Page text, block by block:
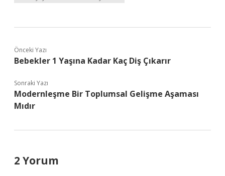
Önceki Yazı
Bebekler 1 Yaşına Kadar Kaç Diş Çıkarır
Sonraki Yazı
Modernleşme Bir Toplumsal Gelişme Aşaması
Mıdır
2 Yorum